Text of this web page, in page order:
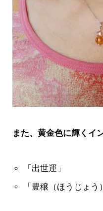
また、黄金色に輝くイ
「出世運」
「豊穣（ほうじょう